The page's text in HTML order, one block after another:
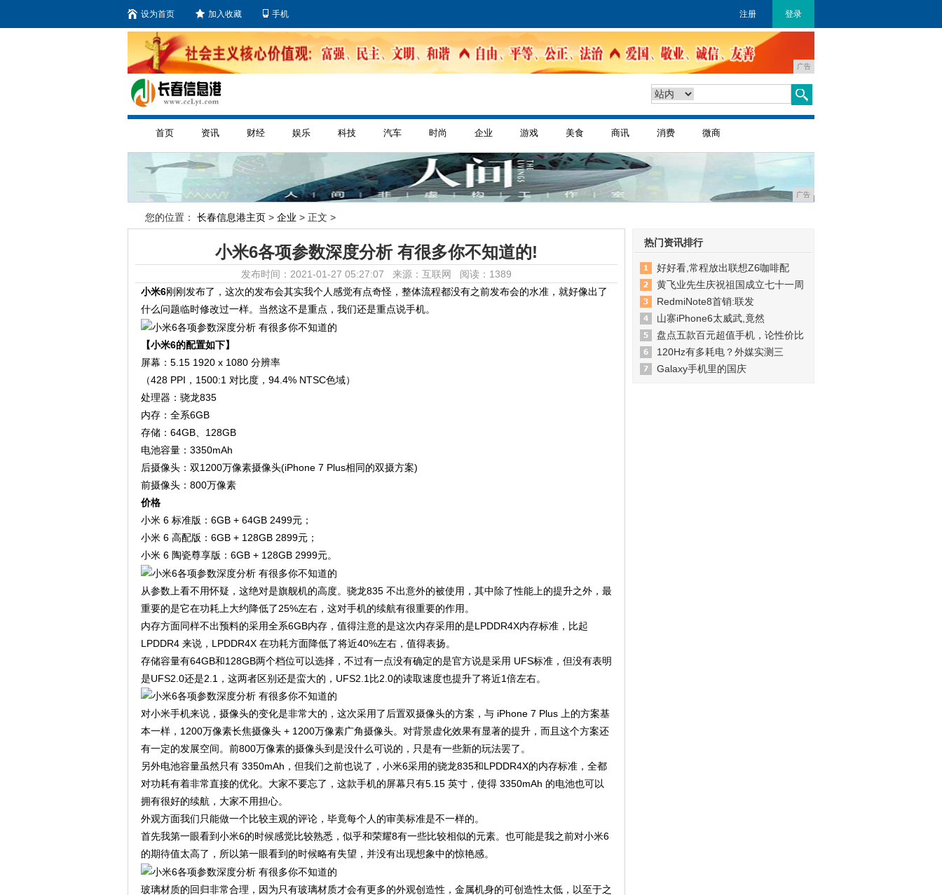
设为首页 加入收藏 手机 注册 登录
广告
首页 资讯 财经 娱乐 科技 汽车 时尚 企业 游戏 美食 商讯 消费 微商
广告
您的位置： 长春信息港主页 > 企业 > 正文 >
小米6各项参数深度分析 有很多你不知道的!
发布时间：2021-01-27 05:27:07 来源：互联网 阅读：1389
小米6刚刚发布了，这次的发布会其实我个人感觉有点奇怪，整体流程都没有之前发布会的水准，就好像出了
什么问题临时修改过一样。当然这不是重点，我们还是重点说手机。
【小米6的配置如下】
屏幕：5.15 1920 x 1080 分辨率
（428 PPI，1500:1 对比度，94.4% NTSC色域）
处理器：骁龙835
内存：全系6GB
存储：64GB、128GB
电池容量：3350mAh
后摄像头：双1200万像素摄像头(iPhone 7 Plus相同的双摄方案)
前摄像头：800万像素
价格
小米 6 标准版：6GB + 64GB 2499元；
小米 6 高配版：6GB + 128GB 2899元；
小米 6 陶瓷尊享版：6GB + 128GB 2999元。
从参数上看不用怀疑，这绝对是旗舰机的高度。骁龙835 不出意外的被使用，其中除了性能上的提升之外，最
重要的是它在功耗上大约降低了25%左右，这对手机的续航有很重要的作用。
内存方面同样不出预料的采用全系6GB内存，值得注意的是这次内存采用的是LPDDR4X内存标准，比起
LPDDR4 来说，LPDDR4X 在功耗方面降低了将近40%左右，值得表扬。
存储容量有64GB和128GB两个档位可以选择，不过有一点没有确定的是官方说是采用 UFS标准，但没有表明
是UFS2.0还是2.1，这两者区别还是蛮大的，UFS2.1比2.0的读取速度也提升了将近1倍左右。
对小米手机来说，摄像头的变化是非常大的，这次采用了后置双摄像头的方案，与 iPhone 7 Plus 上的方案基
本一样，1200万像素长焦摄像头 + 1200万像素广角摄像头。对背景虚化效果有显著的提升，而且这个方案还
有一定的发展空间。前800万像素的摄像头到是没什么可说的，只是有一些新的玩法罢了。
另外电池容量虽然只有 3350mAh，但我们之前也说了，小米6采用的骁龙835和LPDDR4X的内存标准，全都
对功耗有着非常直接的优化。大家不要忘了，这款手机的屏幕只有5.15 英寸，使得 3350mAh 的电池也可以
拥有很好的续航，大家不用担心。
外观方面我们只能做一个比较主观的评论，毕竟每个人的审美标准是不一样的。
首先我第一眼看到小米6的时候感觉比较熟悉，似乎和荣耀8有一些比较相似的元素。也可能是我之前对小米6
的期待值太高了，所以第一眼看到的时候略有失望，并没有出现想象中的惊艳感。
玻璃材质的回归非常合理，因为只有玻璃材质才会有更多的外观创造性，金属机身的可创造性太低，以至于之
热门资讯排行
好好看,常程放出联想Z6咖啡配
黄飞业先生庆祝祖国成立七十一周
RedmiNote8首销:联发
山寨iPhone6太威武,竟然
盘点五款百元超值手机，论性价比
120Hz有多耗电？外媒实测三
Galaxy手机里的国庆